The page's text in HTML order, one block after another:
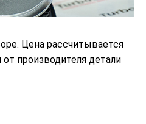
Цена рассчитывается
производителя детали